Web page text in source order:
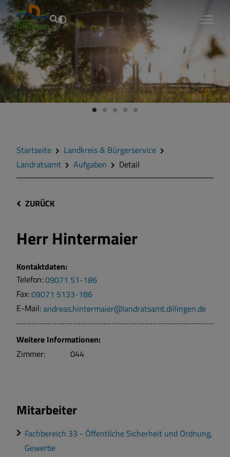
Fouad Vollmer
Startseite
Landkreis & Bürgerservice
Landratsamt
Aufgaben Detail
ZURÜCK
HerrHintermaier
Kontaktdaten:
Telefon:09071 51-186
Fax:09071 5133-186
E-Mail:andreas.hintermaier@landratsamt.dillingen.de
Weitere Informationen:
Zimmer:
044
Mitarbeiter
Fachbereich 33 - Öffentliche Sicherheit und Ordnung,
Gewerbe